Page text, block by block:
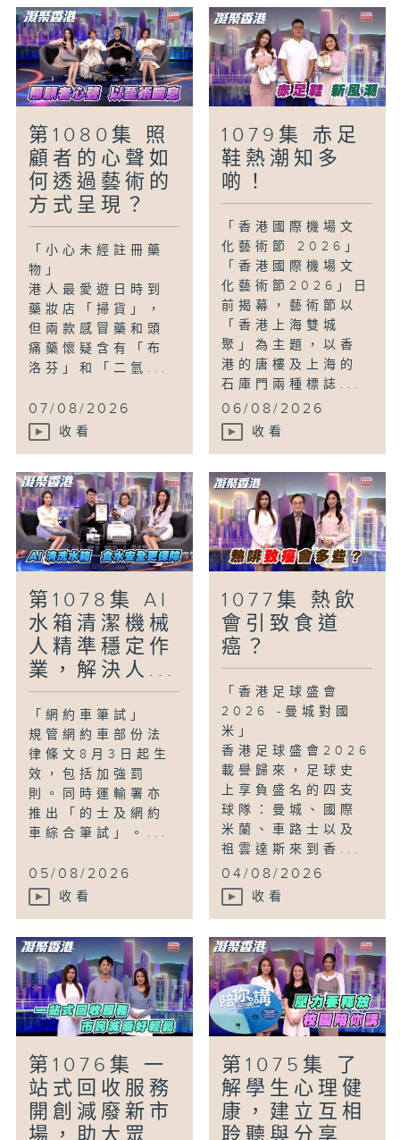
#都市#壓力#心靈#喘息#靜觀#梁凱寧#丘
靜雯
「玩樂好去處-手造立體書體驗」
立體書是利用紙藝製作，讓平面書在翻閱時
在工作坊學習製作手造立體書，從基礎結構
到裝幀技藝，體驗當中創作的樂趣。
#玩樂好去處#立體書#紙藝#3D #工作坊#
徐頴堃
第1080集 照
顧者的心聲如
何透過藝術的
方式呈現？
「小心未經註冊藥
物」
港人最愛遊日時到
藥妝店「掃貨」，
但兩款感冒藥和頭
痛藥懷疑含有「布
洛芬」和「二氫...
07/08/2026
收看
1079集 赤足
鞋熱潮知多
啲！
「香港國際機場文
化藝術節 2026」
「香港國際機場文
化藝術節2026」日
前揭幕，藝術節以
「香港上海雙城
聚」為主題，以香
港的唐樓及上海的
石庫門兩種標誌...
06/08/2026
收看
第1078集 AI
水箱清潔機械
人精準穩定作
業，解決人...
「網約車筆試」
規管網約車部份法
律條文8月3日起生
效，包括加強罰
則。同時運輸署亦
推出「的士及網約
車綜合筆試」。...
05/08/2026
收看
1077集 熱飲
會引致食道
癌？
「香港足球盛會
2026 -曼城對國
米」
香港足球盛會2026
載譽歸來，足球史
上享負盛名的四支
球隊：曼城、國際
米蘭、車路士以及
祖雲達斯來到香...
04/08/2026
收看
第1076集 一
站式回收服務
開創減廢新市
場，助大眾...
第1075集 了
解學生心理健
康，建立互相
聆聽與分享...